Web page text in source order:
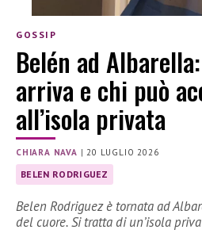
GOSSIP
Belén ad
arriva e chi può
all’isola privata
CHIARA NAVA |20 LUGLIO 2026
BELEN RODRIGUEZ
Belen Rodriguez è tornata ad
del cuore. Si tratta di un’isola